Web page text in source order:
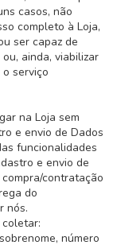
casos, não
completo à Loja,
ser capaz de
ainda, viabilizar
serviço
na Loja sem
e envio de Dados
funcionalidades
e envio de
contratação
do
nós.
número